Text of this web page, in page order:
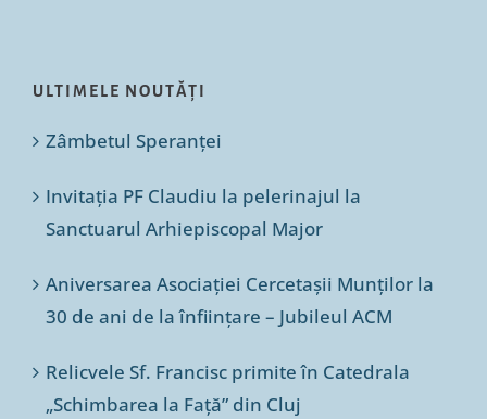
ULTIMELE NOUTĂȚI
Zâmbetul Speranței
Invitația PF Claudiu la pelerinajul la
Sanctuarul Arhiepiscopal Major
Aniversarea Asociației Cercetașii Munților la
30 de ani de la înființare – Jubileul ACM
Relicvele Sf. Francisc primite în Catedrala
„Schimbarea la Față” din Cluj